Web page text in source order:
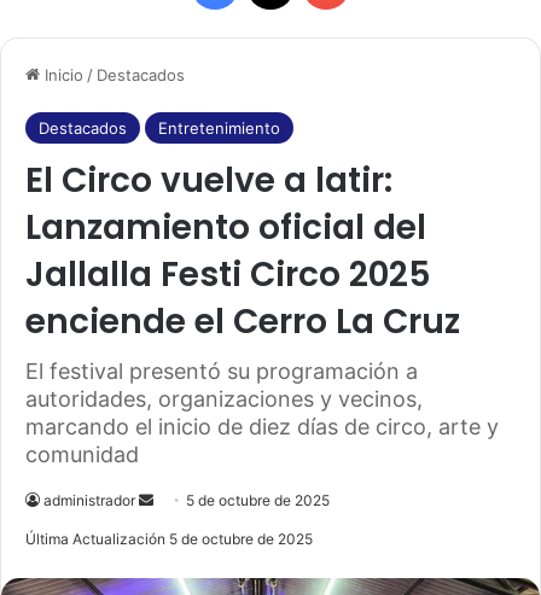
Inicio / Destacados
Destacados Entretenimiento
El Circo vuelve a latir:
Lanzamiento oficial del
Jallalla Festi Circo 2025
enciende el Cerro La Cruz
El festival presentó su programación a
autoridades, organizaciones y vecinos,
marcando el inicio de diez días de circo, arte y
comunidad
administrador
e
d
5 de octubre de 2025
Última Actualización 5 de octubre de 2025
a
e
b
o
o
k
o
u
b
e